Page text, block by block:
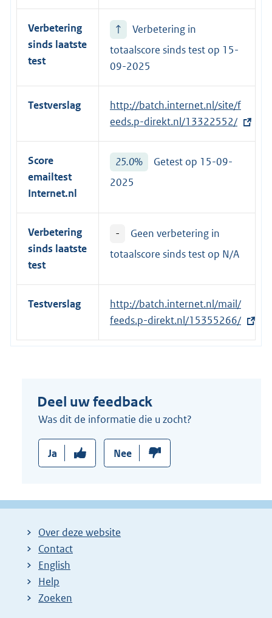
Verbetering
sinds laatste
test
↑
Verbetering in
totaalscore sinds test op 15-
09-2025
Testverslag
E
x
t
e
r
n
n
:
http://batch.internet.nl/site/f
eeds.p-direkt.nl/13322552/
Score
emailtest
Internet.nl
25.0%
Getest op 15-09-
2025
Verbetering
sinds laatste
test
-
Geen verbetering in
totaalscore sinds test op N/A
Testverslag
E
x
t
e
l
n
k
http://batch.internet.nl/mail/
feeds.p-direkt.nl/15355266/
Deel uw feedback
Was dit de informatie die u zocht?
Ja Nee
Over deze website
Contact
English
Help
Zoeken